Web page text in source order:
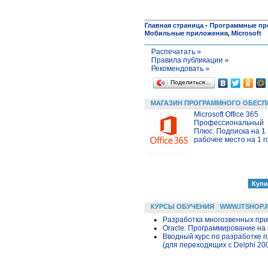
Главная страница - Программные
Мобильные приложения, Microsoft
Распечатать »
Правила публикации »
Рекомендовать »
Поделиться…
МАГАЗИН ПРОГРАММНОГО
Microsoft Office 365
Профессиональный
Плюс. Подписка на 1
рабочее место на 1
КУРСЫ ОБУЧЕНИЯ
Разработка многозвенных
Oracle. Программирование на
Вводный курс по разработке
(для переходящих с Delphi